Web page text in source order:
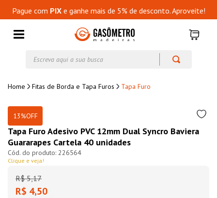
Pague com PIXe ganhe mais de 5% de desconto. Aproveite!
Fitas de Borda e Tapa Furos Tapa Furo
13%OFF
Tapa Furo Adesivo PVC 12mm Dual Syncro Baviera
Guararapes Cartela 40 unidades
226564
Clique e veja!
R$ 5,17
R$ 4,50